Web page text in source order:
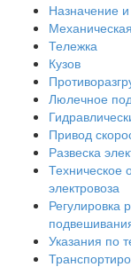
Назначение и
Тележка
Кузов
Люлечное
Привод
Развеска
Техническое
электровоза
Регулировка
Указания по